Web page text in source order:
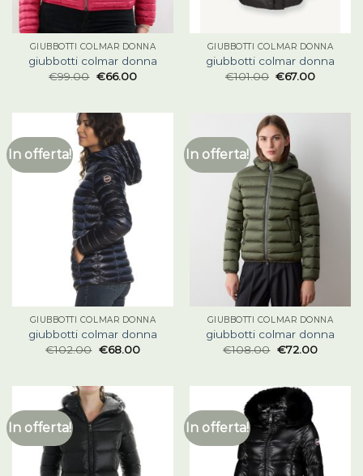
GIUBBOTTI COLMAR DONNA
giubbotti colmar donna
€99.00 €66.00
GIUBBOTTI COLMAR DONNA
giubbotti colmar donna
€101.00 €67.00
In offerta!
GIUBBOTTI COLMAR DONNA
giubbotti colmar donna
€102.00 €68.00
In offerta!
GIUBBOTTI COLMAR DONNA
giubbotti colmar donna
€108.00 €72.00
In offerta! In offerta!